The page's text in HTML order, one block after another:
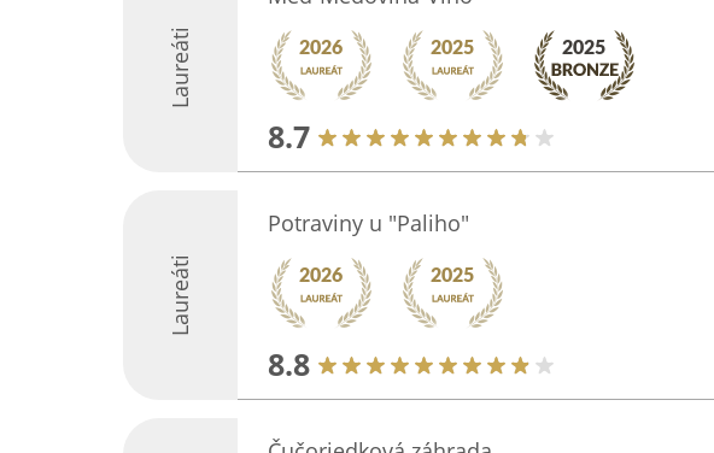
Laureáti
8.7
Laureáti
Potraviny u "Paliho"
8.8